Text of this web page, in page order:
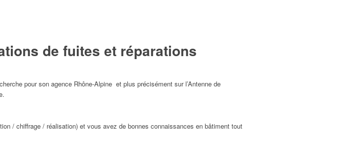
de fuites et réparations
pour son agence Rhône-Alpine et plus précisément sur l’Antenne de
/ chiffrage / réalisation) et vous avez de bonnes connaissances en bâtiment tout